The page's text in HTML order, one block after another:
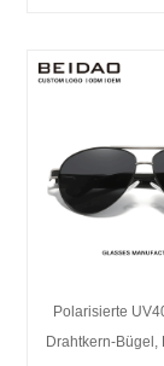
Polarisierte
Drahtkern-Bügel,